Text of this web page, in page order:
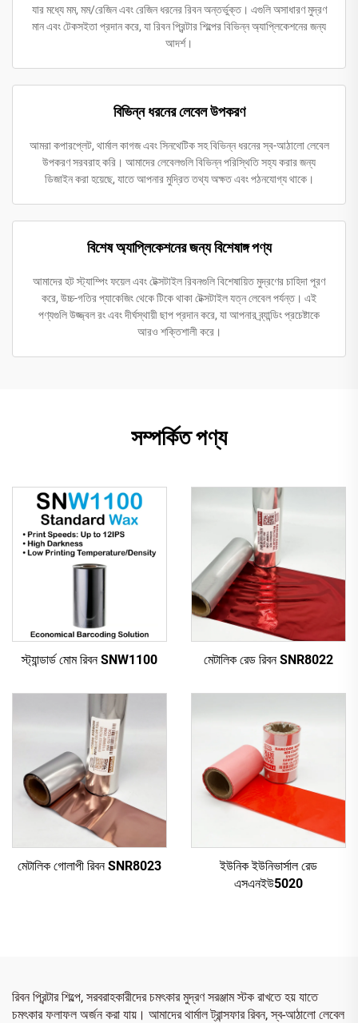
যার মধ্যে মম, মম/রেজিন এবং রেজিন ধরনের রিবন অন্তর্ভুক্ত। এগুলি অসাধারণ মুদ্রণ
মান এবং টেকসইতা প্রদান করে, যা রিবন প্রিন্টার শিল্পের বিভিন্ন অ্যাপ্লিকেশনের জন্য
আদর্শ।
বিভিন্ন ধরনের লেবেল উপকরণ
আমরা কপারপ্লেট, থার্মাল কাগজ এবং সিনথেটিক সহ বিভিন্ন ধরনের স্ব-আঠালো লেবেল
উপকরণ সরবরাহ করি। আমাদের লেবেলগুলি বিভিন্ন পরিস্থিতি সহ্য করার জন্য
ডিজাইন করা হয়েছে, যাতে আপনার মুদ্রিত তথ্য অক্ষত এবং পঠনযোগ্য থাকে।
বিশেষ অ্যাপ্লিকেশনের জন্য বিশেষাঙ্গ পণ্য
আমাদের হট স্ট্যাম্পিং ফয়েল এবং টেক্সটাইল রিবনগুলি বিশেষায়িত মুদ্রণের চাহিদা পূরণ
করে, উচ্চ-গতির প্যাকেজিং থেকে টিকে থাকা টেক্সটাইল যত্ন লেবেল পর্যন্ত। এই
পণ্যগুলি উজ্জ্বল রং এবং দীর্ঘস্থায়ী ছাপ প্রদান করে, যা আপনার ব্র্যান্ডিং প্রচেষ্টাকে
আরও শক্তিশালী করে।
সম্পর্কিত পণ্য
স্ট্যান্ডার্ড মোম রিবন SNW1100 মেটালিক রেড রিবন SNR8022
মেটালিক গোলাপী রিবন SNR8023
ইউনিক ইউনিভার্সাল রেড
এসএনইউ5020
রিবন প্রিন্টার শিল্পে, সরবরাহকারীদের চমৎকার মুদ্রণ সরঞ্জাম স্টক রাখতে হয় যাতে
চমৎকার ফলাফল অর্জন করা যায়। আমাদের থার্মাল ট্রান্সফার রিবন, স্ব-আঠালো লেবেল